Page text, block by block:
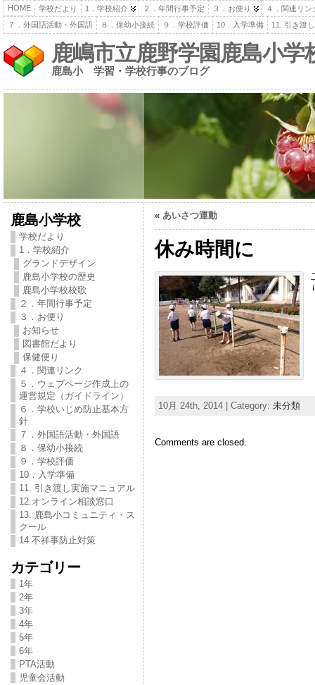
HOME 学校だより 1．学校紹介 ２．年間行事予定 ３．お便り
４．関連リン
７．外国語活動・外国語
８．保幼小接続 ９．学校評価 10．入学準備 11. 引き渡
鹿嶋市立鹿野学園鹿島小学
鹿島小 学習・学校行事のブログ
鹿島小学校
学校だより
1．学校紹介
グランドデザイン
鹿島小学校の歴史
鹿島小学校校歌
２．年間行事予定
３．お便り
お知らせ
図書館だより
保健便り
４．関連リンク
５．ウェブページ作成上の
運営規定（ガイドライン）
６．学校いじめ防止基本方
針
７．外国語活動・外国語
８．保幼小接続
９．学校評価
10．入学準備
11. 引き渡し実施マニュアル
12.オンライン相談窓口
13. 鹿島小コミュニティ・ス
クール
14 不祥事防止対策
カテゴリー
1年
2年
3年
4年
5年
6年
PTA活動
児童会活動
« あいさつ運動
休み時間に
10月 24th, 2014 | Category: 未分類
Comments are closed.